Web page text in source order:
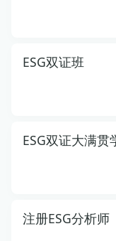
ESG双证班
ESG双证大满
注册ESG分析师